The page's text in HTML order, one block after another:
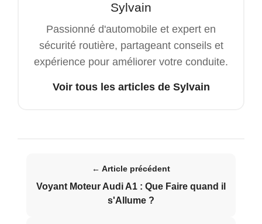
Sylvain
Passionné d'automobile et expert en
sécurité routière, partageant conseils et
expérience pour améliorer votre conduite.
Voir tous les articles de Sylvain
← Article précédent
Voyant Moteur Audi A1 : Que Faire quand il
s'Allume ?